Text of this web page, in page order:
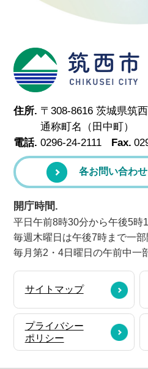
住所. 〒308-8616 茨城県筑
通称町名（田中町）
電話. 0296-24-2111 Fax.
各お問い合わ
開庁時間.
平日午前8時30分から午後5時
毎週木曜日は午後7時まで一
毎月第2・4日曜日の午前中一
サイトマップ
プライバシー
ポリシー